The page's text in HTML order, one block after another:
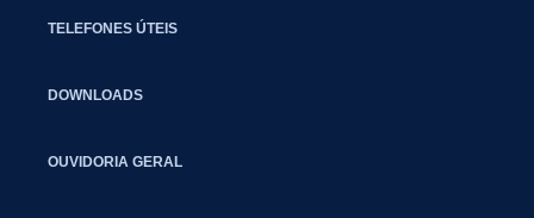
TELEFONES ÚTEIS
DOWNLOADS
OUVIDORIA GERAL